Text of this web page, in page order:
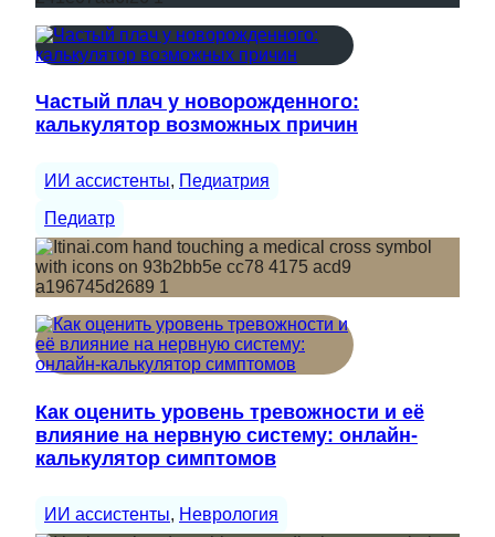
Частый плач у новорожденного:
калькулятор возможных причин
ИИ ассистенты, Педиатрия
Педиатр
Как оценить уровень тревожности и её
влияние на нервную систему: онлайн-
калькулятор симптомов
ИИ ассистенты, Неврология